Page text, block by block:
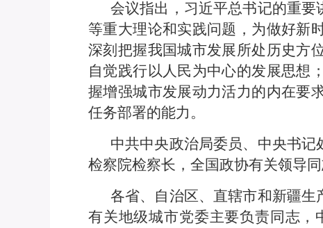
会议指出，习近平总书记的重
等重大理论和实践问题，为做好新
深刻把握我国城市发展所处历史方
自觉践行以人民为中心的发展思想
握增强城市发展动力活力的内在要
任务部署的能力。
中共中央政治局委员、中央书
检察院检察长，全国政协有关领导同
各省、自治区、直辖市和新疆生
有关地级城市党委主要负责同志